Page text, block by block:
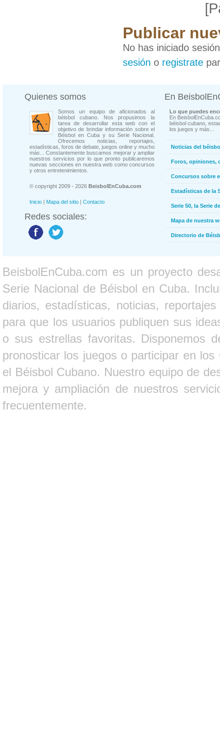
Publicar
No has iniciado
sesión o registrate
Quienes somos
Somos un equipo de aficionados al
béisbol cubano. Nos propusimos la
tarea de desarrollar esta web con el
objetivo de brindar información sobre el
Béisbol en Cuba y su Serie Nacional.
Ofrecemos noticias, reportajes,
estadísticas, foros de debate, juegos online y mucho
más... Constantemente buscamos mejorar y ampliar
nuestros servicios por lo que pronto publicaremos
nuevas secciones en nuestra web como concursos
y otros entretenimientos.
© copyright 2009 - 2026 BeisbolEnCuba.com
Inicio | Mapa del sitio | Contacto
Redes sociales:
En
Lo que puedes
En
béisbol cubano,
los juegos y más...
Noticias del
Foros, opiniones,
Concursos sobre
Estadísticas de la
Serie 50, la Serie
Mapa de nuestra
Directorio de
BeisbolEnCuba.com es un proyecto
Serie Nacional de Béisbol en Cuba.
diarios, estadísticas, noticias,
para que los usuarios publiquen sus
o sus estrellas favoritas. Disponemos
pronosticar los juegos o participar en
el Béisbol Cubano. Nuestro equipo de
mejora y ampliación de nuestros
frecuentemente.